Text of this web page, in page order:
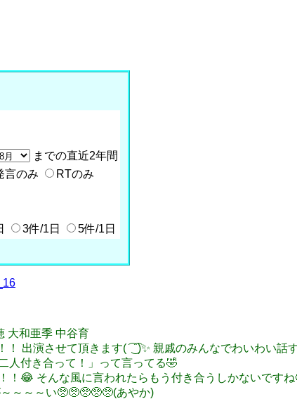
までの直近2年間
言のみ
RTのみ
3件/1日 5件/1日
大和亜季 中谷育
出演させて頂きます( ͡ ͜ ͡ )✨ 親戚のみんなでわいわい話
人付き合って！」って言ってる🤣
！😂 そんな風に言われたらもう付き合うしかないです
～～～い🥺🥺🥺🥺🥺(あやか)